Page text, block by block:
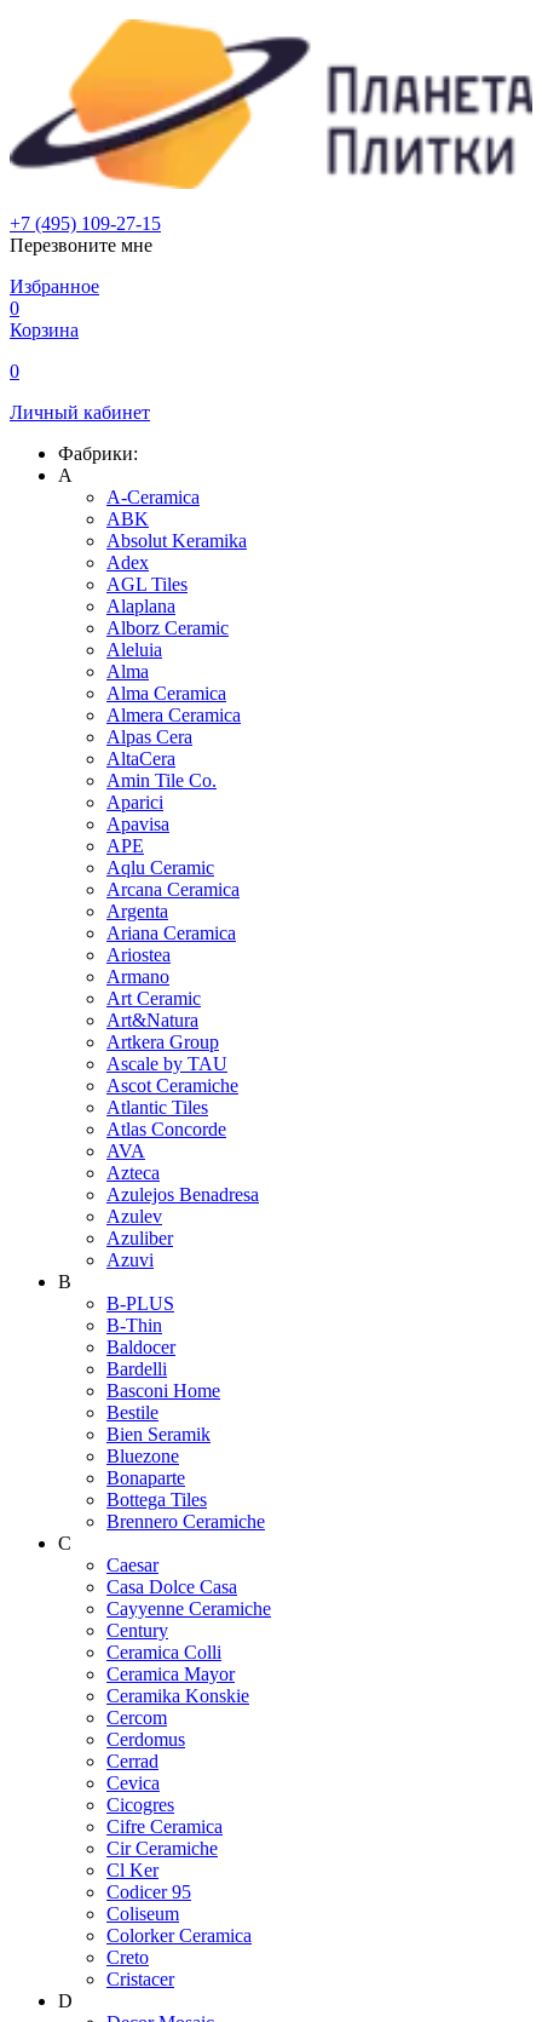
+7 (495) 109-27-15
Перезвоните мне
Избранное
0
Корзина
0
Личный кабинет
Фабрики:
A
A-Ceramica
ABK
Absolut Keramika
Adex
AGL Tiles
Alaplana
Alborz Ceramic
Aleluia
Alma
Alma Ceramica
Almera Ceramica
Alpas Cera
AltaCera
Amin Tile Co.
Aparici
Apavisa
APE
Aqlu Ceramic
Arcana Ceramica
Argenta
Ariana Ceramica
Ariostea
Armano
Art Ceramic
Art&Natura
Artkera Group
Ascale by TAU
Ascot Ceramiche
Atlantic Tiles
Atlas Concorde
AVA
Azteca
Azulejos Benadresa
Azulev
Azuliber
Azuvi
B
B-PLUS
B-Thin
Baldocer
Bardelli
Basconi Home
Bestile
Bien Seramik
Bluezone
Bonaparte
Bottega Tiles
Brennero Ceramiche
C
Caesar
Casa Dolce Casa
Cayyenne Ceramiche
Century
Ceramica Colli
Ceramica Mayor
Ceramika Konskie
Cercom
Cerdomus
Cerrad
Cevica
Cicogres
Cifre Ceramica
Cir Ceramiche
Cl Ker
Codicer 95
Coliseum
Colorker Ceramica
Creto
Cristacer
D